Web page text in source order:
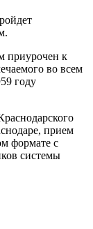
приурочен к
во всем
году
прием
формате с
системы